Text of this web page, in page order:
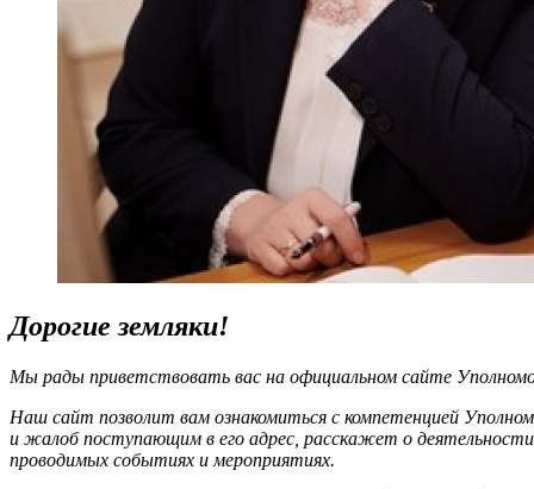
Дорогие земляки!
Мы рады приветствовать вас на официальном сайте
Наш сайт позволит вам ознакомиться с компетенцией
и жалоб поступающим в его адрес, расскажет о
проводимых событиях и мероприятиях.